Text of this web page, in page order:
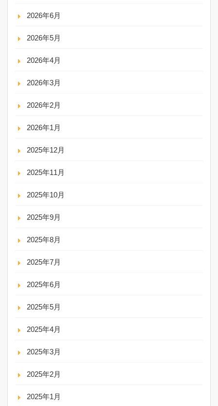
2026年6月
2026年5月
2026年4月
2026年3月
2026年2月
2026年1月
2025年12月
2025年11月
2025年10月
2025年9月
2025年8月
2025年7月
2025年6月
2025年5月
2025年4月
2025年3月
2025年2月
2025年1月